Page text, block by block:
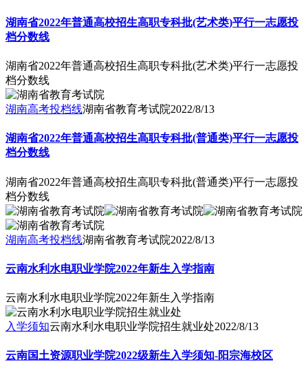
湖南省2022年普通高校招生高职专科批(艺术类)平行一志愿投
档分数线
湖南省2022年普通高校招生高职专科批(艺术类)平行一志愿投
档分数线
湖南高考投档线湖南省教育考试院2022/8/13
湖南省2022年普通高校招生高职专科批(普通类)平行一志愿投
档分数线
湖南省2022年普通高校招生高职专科批(普通类)平行一志愿投
档分数线
湖南高考投档线湖南省教育考试院2022/8/13
云南水利水电职业学院2022年新生入学指南
云南水利水电职业学院2022年新生入学指南
入学须知云南水利水电职业学院招生就业处2022/8/13
云南国土资源职业学院2022级新生入学须知-阳宗海校区